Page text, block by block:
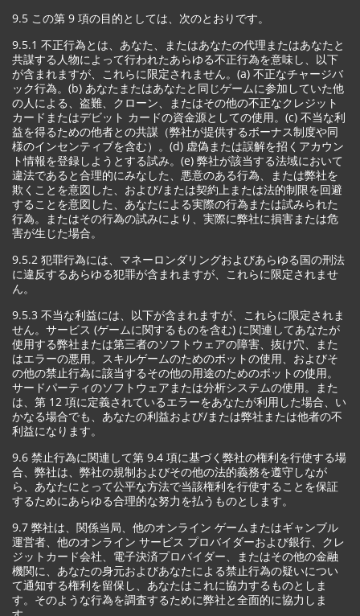
9.5 この第 9 項の目的としては、次のとおりです。
9.5.1 不正行為とは、あなた、またはあなたの代理またはあなたと
共謀する人物によって行われたあらゆる不正行為を意味し、以下
が含まれますが、これらに限定されません。(a) 不正なチャージバ
ック行為。(b) あなたまたはあなたと同じゲームに参加していた他
の人による、盗難、クローン、またはその他の不正なクレジット
カードまたはデビット カードの資金源としての使用。(c) 不当な利
益を得るための他者との共謀（弊社が提供するボーナス制度や同
様のインセンティブを含む）。(d) 虚偽または誤解を招くアカウン
ト情報を登録しようとする試み。(e) 弊社が該当する法域において
違法であると合理的にみなした、悪意のある行為、または弊社を
欺くことを意図した、および/または契約上または法的制限を回避
することを意図した、あなたによる実際の行為または試みられた
行為。またはその行為の試みにより、実際に弊社に損害または危
害が生じた場合。
9.5.2 犯罪行為には、マネーロンダリングおよびあらゆる国の刑法
に違反するあらゆる犯罪が含まれますが、これらに限定されませ
ん。
9.5.3 不当な利益には、以下が含まれますが、これらに限定されま
せん。サービス (ゲームに関するものを含む) に関連してあなたが
使用する弊社または第三者のソフトウェアの障害、抜け穴、また
はエラーの悪用。スキルゲームのためのボットの使用、およびそ
の他の禁止行為に該当するその他の用途のためのボットの使用。
サードパーティのソフトウェアまたは分析システムの使用。また
は、第 12 項に定義されているエラーをあなたが利用した場合、い
かなる場合でも、あなたの利益および/または弊社または他者の不
利益になります。
9.6 禁止行為に関連して第 9.4 項に基づく弊社の権利を行使する場
合、弊社は、弊社の規制およびその他の法的義務を遵守しなが
ら、あなたにとって公平な方法で当該権利を行使することを保証
するためにあらゆる合理的な努力を払うものとします。
9.7 弊社は、関係当局、他のオンライン ゲームまたはギャンブル
運営者、他のオンライン サービス プロバイダーおよび銀行、クレ
ジットカード会社、電子決済プロバイダー、またはその他の金融
機関に、あなたの身元およびあなたによる禁止行為の疑いについ
て通知する権利を留保し、あなたはこれに協力するものとしま
す。そのような行為を調査するために弊社と全面的に協力しま